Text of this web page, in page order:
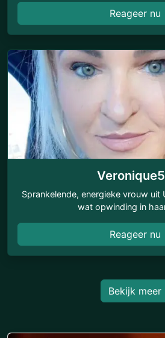
Reageer nu
Sprankelende, energieke vrouw
wat opwinding in
Reageer nu
Bekijk meer